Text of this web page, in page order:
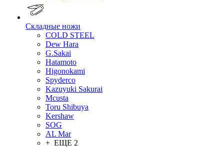
Складные ножи
COLD STEEL
Dew Hara
G.Sakai
Hatamoto
Higonokami
Spyderco
Kazuyuki Sakurai
Mcusta
Toru Shibuya
Kershaw
SOG
AL Mar
+ ЕЩЕ 2